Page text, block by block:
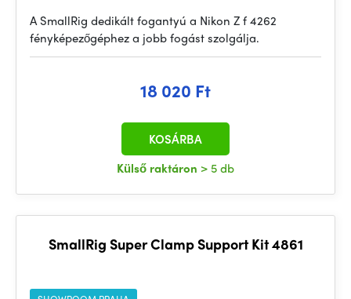
A SmallRig dedikált fogantyú a Nikon Z f 4262
fényképezőgéphez a jobb fogást szolgálja.
18 020 Ft
Külső raktáron > 5 db
KOSÁRBA
SmallRig Super Clamp Support Kit 4861